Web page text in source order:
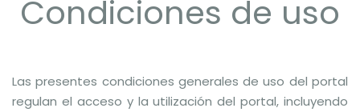
Condiciones de uso
Las presentes condiciones generales de uso del portal
regulan el acceso y la utilización del portal, incluyendo